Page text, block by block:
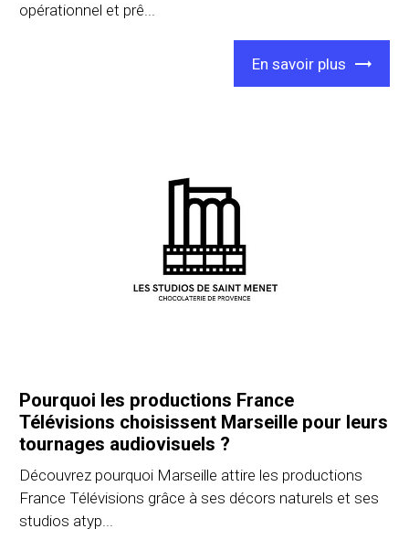
opérationnel et prê...
En savoir plus
Pourquoi les productions France
Télévisions choisissent Marseille pour leurs
tournages audiovisuels ?
Découvrez pourquoi Marseille attire les productions
France Télévisions grâce à ses décors naturels et ses
studios atyp...